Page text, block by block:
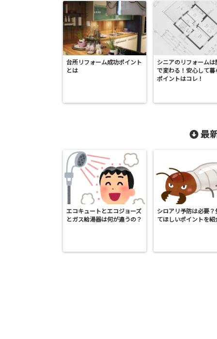
台所リフォーム成功ポイント
とは
シニアのリフォームは
で変わる！安心して暮
ポイントはコレ！
最
エコキュートとエコジョーズ
とガス給湯器は何が違うの？
シロアリ予防は必要？
てほしいポイントを紹